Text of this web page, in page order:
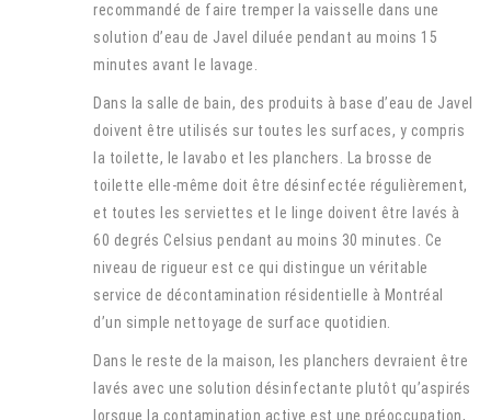
recommandé de faire tremper la vaisselle dans une
solution d’eau de Javel diluée pendant au moins 15
minutes avant le lavage.
Dans la salle de bain, des produits à base d’eau de Javel
doivent être utilisés sur toutes les surfaces, y compris
la toilette, le lavabo et les planchers. La brosse de
toilette elle-même doit être désinfectée régulièrement,
et toutes les serviettes et le linge doivent être lavés à
60 degrés Celsius pendant au moins 30 minutes. Ce
niveau de rigueur est ce qui distingue un véritable
service de décontamination résidentielle à Montréal
d’un simple nettoyage de surface quotidien.
Dans le reste de la maison, les planchers devraient être
lavés avec une solution désinfectante plutôt qu’aspirés
lorsque la contamination active est une préoccupation,